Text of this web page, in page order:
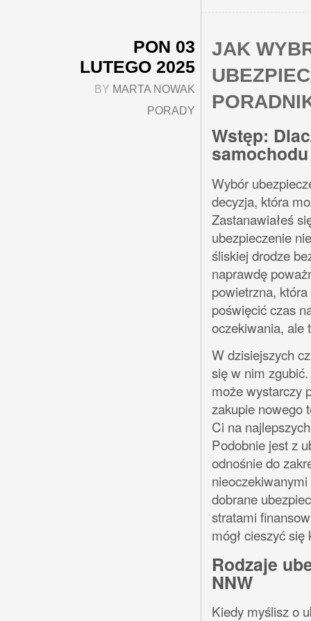
PON 03
LUTEGO 2025
BY MARTA NOWAK
PORADY
JAK
Wstęp:
Wybór
decyzja, która
Zastanawiałeś
ubezpieczenie
śliskiej drodze
naprawdę
powietrzna,
poświęcić czas
oczekiwania, ale
W dzisiejszych
się w nim
może wystarczy
zakupie nowego
Ci na
Podobnie jest z
odnośnie do
dobrane
stratami
mógł cieszyć
Rodzaje
NNW
Kiedy myślisz o